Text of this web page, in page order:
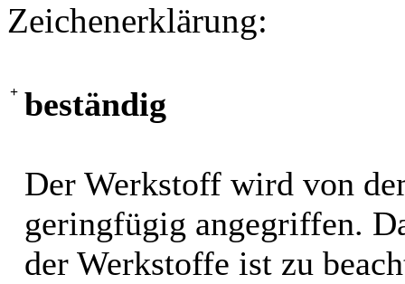
Zeichenerklärung:
+ beständig
Der Werkstoff wird von
geringfügig angegriffen.
der Werkstoffe ist zu